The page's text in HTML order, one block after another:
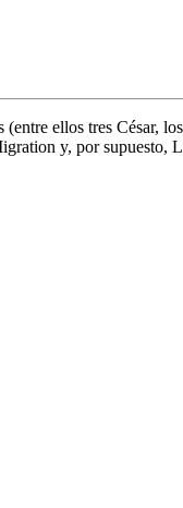
ellos tres César,
y, por supuesto,